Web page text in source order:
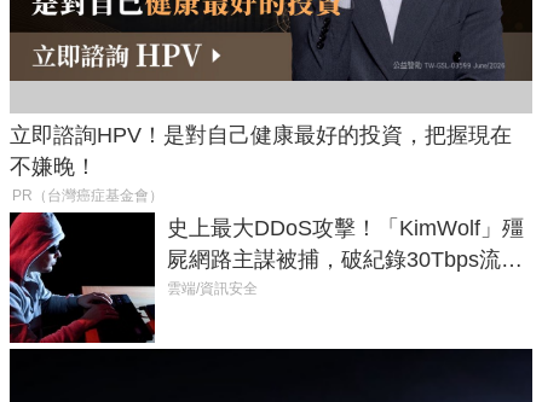
立即諮詢HPV！是對自己健康最好的投資，把握現在
不嫌晚！
PR（台灣癌症基金會）
史上最大DDoS攻擊！「KimWolf」殭
屍網路主謀被捕，破紀錄30Tbps流量
癱瘓全球！
雲端/資訊安全